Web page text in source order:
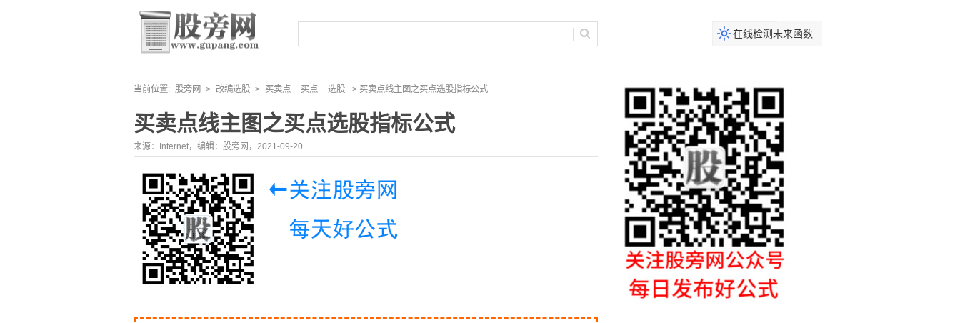
在线检测未来函数
当前位置: 股旁网 > 改编选股 > 买卖点 买点 选股 > 买卖点线主图之买点选股指标公式
买卖点线主图之买点选股指标公式
来源：Internet，编辑：股旁网，2021-09-20